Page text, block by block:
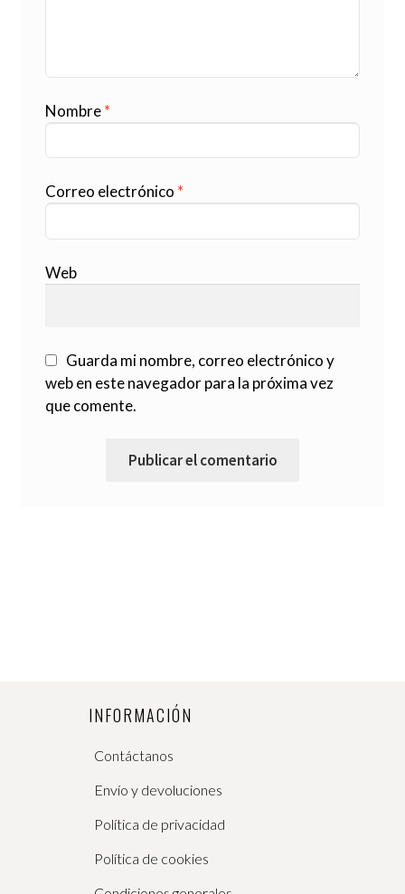
Nombre*
Correo electrónico *
Web
Guarda mi nombre, correo electrónico y
web en este navegador para la próxima vez
que comente.
INFORMACIÓN
Contáctanos
Envío y devoluciones
Política de privacidad
Política de cookies